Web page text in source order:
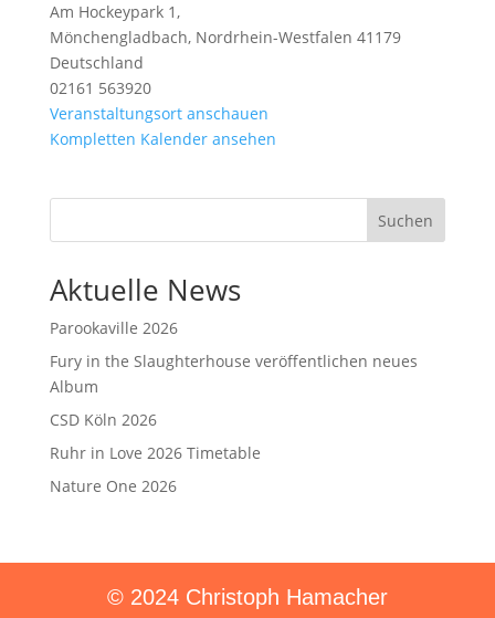
Am Hockeypark 1,
Mönchengladbach, Nordrhein-Westfalen 41179
Deutschland
02161 563920
Veranstaltungsort anschauen
Kompletten Kalender ansehen
Suchen
Aktuelle News
Parookaville 2026
Fury in the Slaughterhouse veröffentlichen neues
Album
CSD Köln 2026
Ruhr in Love 2026 Timetable
Nature One 2026
© 2024 Christoph Hamacher